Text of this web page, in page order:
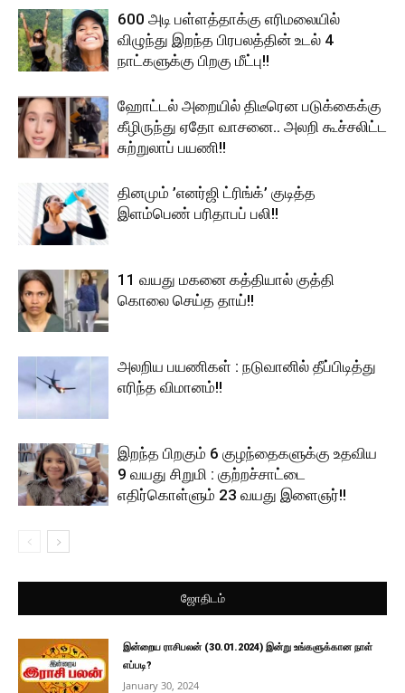
600 அடி பள்ளத்தாக்கு எரிமலையில்
விழுந்து இறந்த பிரபலத்தின் உடல் 4
நாட்களுக்கு பிறகு மீட்பு!!
ஹோட்டல் அறையில் திடீரென படுக்கைக்கு
கீழிருந்து ஏதோ வாசனை.. அலறி கூச்சலிட்ட
சுற்றுலாப் பயணி!!
தினமும் ’எனர்ஜி ட்ரிங்க்’ குடித்த
இளம்பெண் பரிதாபப் பலி!!
11 வயது மகனை கத்தியால் குத்தி
கொலை செய்த தாய்!!
அலறிய பயணிகள் : நடுவானில் தீப்பிடித்து
எரிந்த விமானம்!!
இறந்த பிறகும் 6 குழந்தைகளுக்கு உதவிய
9 வயது சிறுமி : குற்றச்சாட்டை
எதிர்கொள்ளும் 23 வயது இளைஞர்!!
ஜோதிடம்
இன்றைய ராசிபலன் (30.01.2024) இன்று உங்களுக்கான நாள்
எப்படி?
January 30, 2024